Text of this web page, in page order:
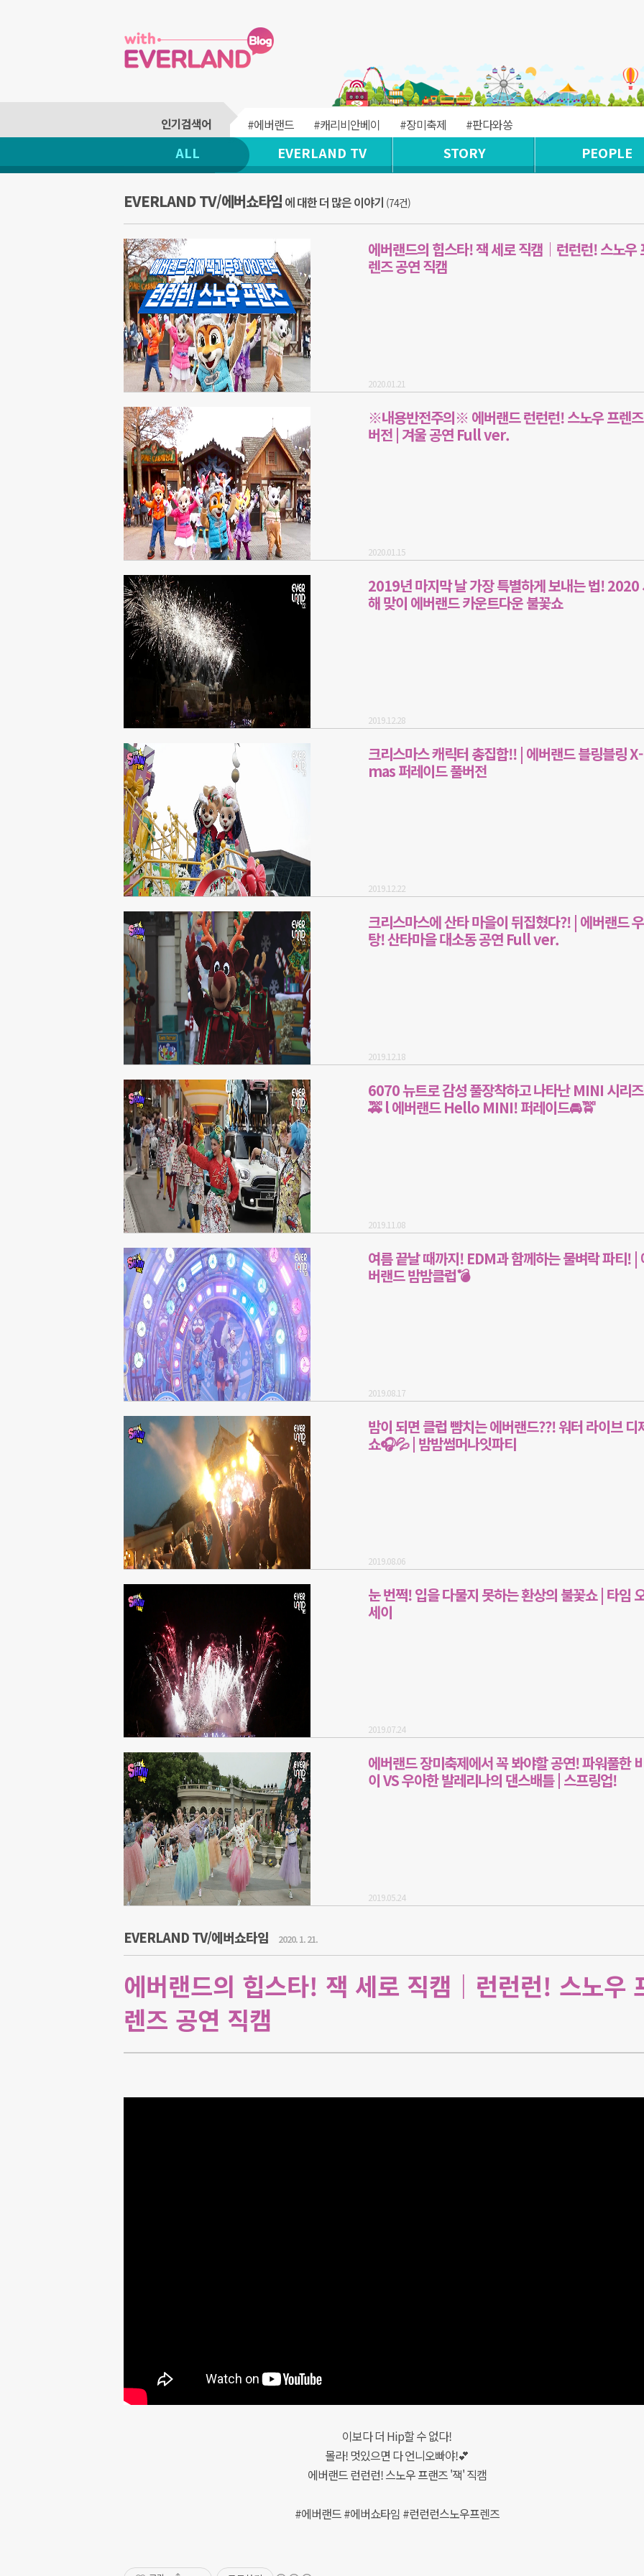
#에버랜드 #캐리비안베이 #장미축제 #판다와쏭
ALL EVERLAND TV STORY PEOPLE
EVERLAND TV/에버쇼타임 에 대한 더 많은 이야기 (74건)
에버랜드의 힙스타! 잭 세로 직캠｜런런런! 스노우
렌즈 공연 직캠
2020.01.21
※내용반전주의※ 에버랜드 런런런! 스노우 프렌
버전 | 겨울 공연 Full ver.
2020.01.15
2019년 마지막 날 가장 특별하게 보내는 법! 2020
해 맞이 에버랜드 카운트다운 불꽃쇼
2019.12.28
크리스마스 캐릭터 총집합!! | 에버랜드 블링블링 X-
mas 퍼레이드 풀버전
2019.12.22
크리스마스에 산타 마을이 뒤집혔다?! | 에버랜드
탕! 산타마을 대소동 공연 Full ver.
2019.12.18
6070 뉴트로 감성 풀장착하고 나타난 MINI 시리
🚕 l 에버랜드 Hello MINI! 퍼레이드🚘🚖
2019.11.08
여름 끝날 때까지! EDM과 함께하는 물벼락 파티! |
버랜드 밤밤클럽💣
2019.08.17
밤이 되면 클럽 뺨치는 에버랜드??! 워터 라이브 디
쇼🎧💦 | 밤밤썸머나잇파티
2019.08.06
눈 번쩍! 입을 다물지 못하는 환상의 불꽃쇼 | 타임
세이
2019.07.24
에버랜드 장미축제에서 꼭 봐야할 공연! 파워풀한
이 VS 우아한 발레리나의 댄스배틀 | 스프링업!
2019.05.24
EVERLAND TV/에버쇼타임 2020. 1. 21.
에버랜드의 힙스타! 잭 세로 직캠｜런런런! 스노우
렌즈 공연 직캠
이보다 더 Hip할 수 없다!
몰라! 멋있으면 다 언니오빠야!💕
에버랜드 런런런! 스노우 프랜즈 '잭' 직캠
#에버랜드 #에버쇼타임 #런런런스노우프렌즈